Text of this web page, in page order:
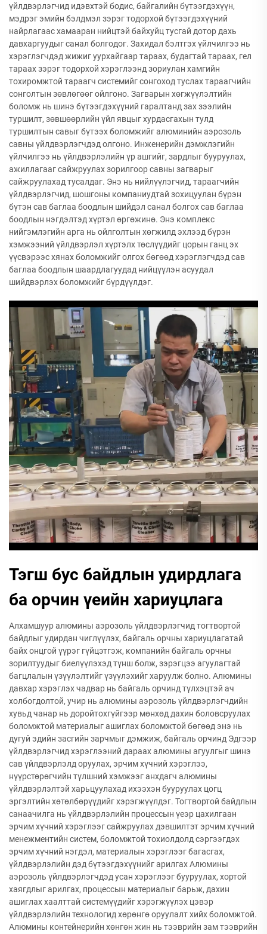
үйлдвэрлэгчид идэвхтэй бодис, байгалийн бүтээгдэхүүн,
мэдрэг эмийн бэлдмэл зэрэг тодорхой бүтээгдэхүүний
найрлагаас хамааран нийцтэй байхуйц тусгай дотор дахь
давхаргуудыг санал болгодог. Захидал бэлтгэх үйлчилгээ нь
хэрэглэгчдэд жижиг уурхайгаар тараах, будагтай тараах, гел
тараах зэрэг тодорхой хэрэглээнд зориулан хамгийн
тохиромжтой тараагч системийг сонгоход туслах тараагчийн
сонголтын зөвлөгөөг ойлгоно. Загварын хөгжүүлэлтийн
боломж нь шинэ бүтээгдэхүүний гаралтанд зах зээлийн
туршилт, зөвшөөрлийн үйл явцыг хурдасгахын тулд
туршилтын савыг бүтээх боломжийг алюминийн аэрозоль
савны үйлдвэрлэгчдэд олгоно. Инженерийн дэмжлэгийн
үйлчилгээ нь үйлдвэрлэлийн үр ашгийг, зардлыг бууруулах,
ажиллагааг сайжруулах зорилгоор савны загварыг
сайжруулахад тусалдаг. Энэ нь нийлүүлэгчид, тараагчийн
үйлдвэрлэгчид, шошгоны компаниудтай зохицуулан бүрэн
бүтэн сав баглаа боодлын шийдэл санал болгох сав баглаа
боодлын нэгдэлтэд хүртэл өргөжинө. Энэ комплекс
нийгэмлэгийн арга нь ойлголтын хөгжилд эхлээд бүрэн
хэмжээний үйлдвэрлэл хүртэлх төслүүдийг цорын ганц эх
үүсвэрээс хянах боломжийг олгох бөгөөд хэрэглэгчдэд сав
баглаа боодлын шаардлагуудад нийцүүлэн асуудал
шийдвэрлэх боломжийг бүрдүүлдэг.
Тэгш бус байдлын удирдлага
ба орчин үеийн хариуцлага
Алхамшуур алюмины аэрозоль үйлдвэрлэгчид тогтвортой
байдлыг удирдан чиглүүлэх, байгаль орчны хариуцлагатай
байх онцгой үүрэг гүйцэтгэж, компанийн байгаль орчны
зорилтуудыг биелүүлэхэд түнш болж, зэрэгцээ агуулагтай
багцлалын үзүүлэлтийг үзүүлэхийг харуулж болно. Алюмины
давхар хэрэглэх чадвар нь байгаль орчинд түлхэцтэй ач
холбогдолтой, учир нь алюмины аэрозоль үйлдвэрлэгчдийн
хувьд чанар нь доройтохгүйгээр мөнхөд дахин боловсруулах
боломжтой материалыг ашиглах боломжтой бөгөөд энэ нь
дугуй эдийн засгийн зарчмыг дэмжиж, байгаль орчинд Эдгээр
үйлдвэрлэгчид хэрэглээний дараах алюмины агуулгыг шинэ
сав үйлдвэрлэлд оруулах, эрчим хүчний хэрэглээ,
нүүрстөрөгчийн түлшний хэмжээг анхдагч алюмины
үйлдвэрлэлтэй харьцуулахад ихээхэн бууруулах цогц
эргэлтийн хөтөлбөрүүдийг хэрэгжүүлдэг. Тогтвортой байдлын
санаачилга нь үйлдвэрлэлийн процессын үеэр цахилгаан
эрчим хүчний хэрэглээг сайжруулах дэвшилтэт эрчим хүчний
менежментийн систем, боломжтой тохиолдолд сэргээгдэх
эрчим хүчний нэгдэл, материалын хэрэглээг багасгах,
үйлдвэрлэлийн дэд бүтээгдэхүүнийг арилгах Алюмины
аэрозоль үйлдвэрлэгчдэд усан хэрэглээг бууруулах, хортой
хаягдлыг арилгах, процессын материалыг барьж, дахин
ашиглах хаалттай системүүдийг хэрэгжүүлэх цэвэр
үйлдвэрлэлийн технологид хөрөнгө оруулалт хийх боломжтой.
Алюмины контейнерийн хөнгөн жин нь тээврийн зам тээврийн